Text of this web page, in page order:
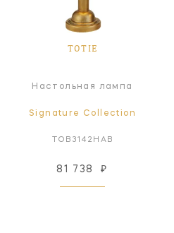
TOTIE
Настольная лампа
Signature Collection
TOB3142HAB
81 738 ₽